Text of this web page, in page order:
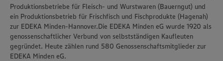
Produktionsbetriebe für Fleisch- und Wurstwaren (Bauerngut) und
ein Produktionsbetrieb für Frischfisch und Fischprodukte (Hagenah)
zur EDEKA Minden-Hannover.Die EDEKA Minden eG wurde 1920 als
genossenschaftlicher Verbund von selbstständigen Kaufleuten
gegründet. Heute zählen rund 580 Genossenschaftsmitglieder zur
EDEKA Minden eG.